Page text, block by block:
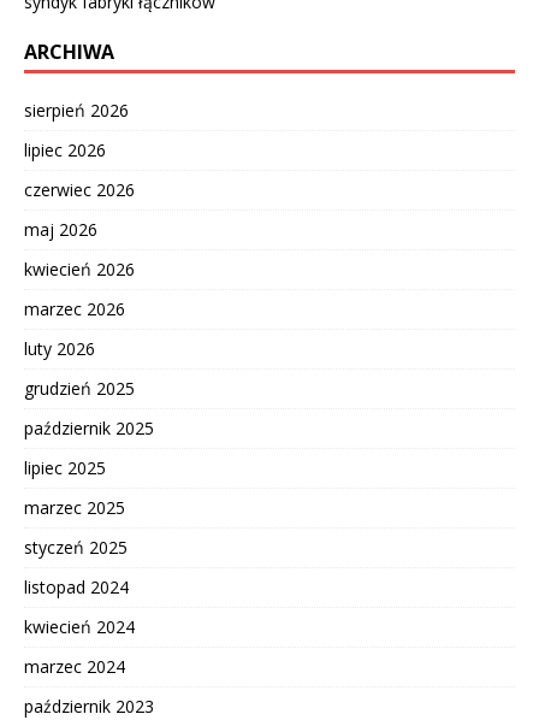
ARCHIWA
sierpień 2026
lipiec 2026
czerwiec 2026
maj 2026
kwiecień 2026
marzec 2026
luty 2026
grudzień 2025
październik 2025
lipiec 2025
marzec 2025
styczeń 2025
listopad 2024
kwiecień 2024
marzec 2024
październik 2023